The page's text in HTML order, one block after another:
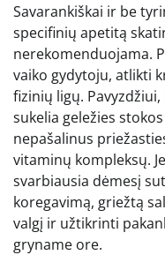
Savarankiškai ir be
specifinių apetitą
nerekomenduojama.
vaiko gydytoju, atlikti
fizinių ligų.
sukelia geležies
nepašalinus
vitaminų kompleksų.
svarbiausia dėmesį
koregavimą, griežtą
valgį ir užtikrinti
gryname ore.